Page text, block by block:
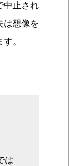
中止され
は想像を
。
は